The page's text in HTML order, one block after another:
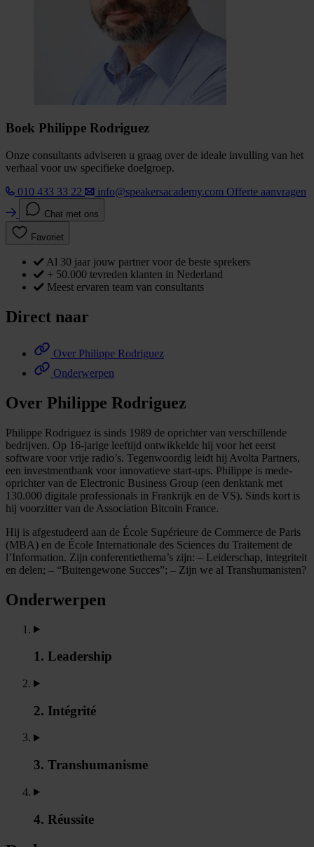
Boek Philippe Rodriguez
Onze consultants adviseren u graag over de ideale invulling van het
verhaal voor uw specifieke doelgroep.
010 433 33 22
info@speakersacademy.com Offerte aanvragen
Chat met ons
Favoriet
Al 30 jaar jouw partner voor de beste sprekers
+ 50.000 tevreden klanten in Nederland
Meest ervaren team van consultants
Direct naar
Over Philippe Rodriguez
Onderwerpen
Over Philippe Rodriguez
Philippe Rodriguez is sinds 1989 de oprichter van verschillende
bedrijven. Op 16-jarige leeftijd ontwikkelde hij voor het eerst
software voor vrije radio’s. Tegenwoordig leidt hij Avolta Partners,
een investmentbank voor innovatieve start-ups. Philippe is mede-
oprichter van de Electronic Business Group (een denktank met
130.000 digitale professionals in Frankrijk en de VS). Sinds kort is
hij voorzitter van de Association Bitcoin France.
Hij is afgestudeerd aan de École Supérieure de Commerce de Paris
(MBA) en de École Internationale des Sciences du Traitement de
l’Information. Zijn conferentiethema’s zijn: – Leiderschap, integriteit
en delen; – “Buitengewone Succes”; – Zijn we al Transhumanisten?
Onderwerpen
1. Leadership
2. Intégrité
3. Transhumanisme
4. Réussite